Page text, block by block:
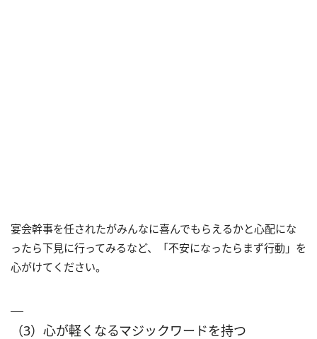
宴会幹事を任されたがみんなに喜んでもらえるかと心配にな
ったら下見に行ってみるなど、「不安になったらまず行動」を
心がけてください。
（3）心が軽くなるマジックワードを持つ